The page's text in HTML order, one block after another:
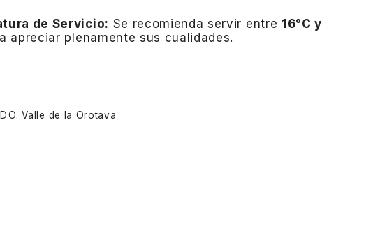
de Servicio: Se recomienda servir entre 16°C y
apreciar plenamente sus cualidades.
D.O. Valle de la Orotava